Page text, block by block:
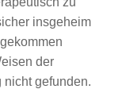
insgeheim
der
gefunden.